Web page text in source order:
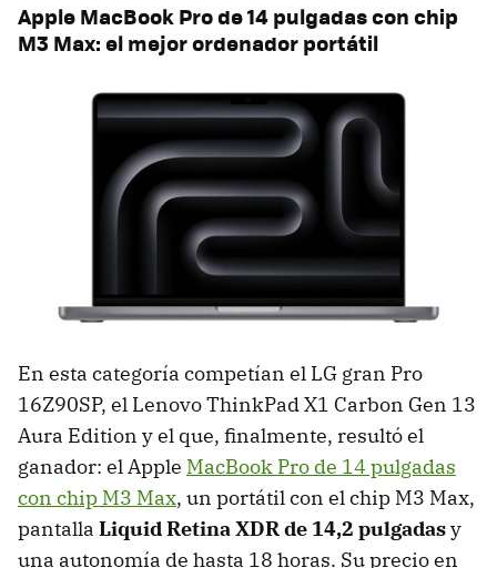
Apple MacBook Pro de 14 pulgadas con chip
M3 Max: el mejor ordenador portátil
En esta categoría competían el LG gran Pro
16Z90SP, el Lenovo ThinkPad X1 Carbon Gen 13
Aura Edition y el que, finalmente, resultó el
ganador: el Apple MacBook Pro de 14 pulgadas
con chip M3 Max, un portátil con el chip M3 Max,
pantalla Liquid Retina XDR de 14,2 pulgadasy
una autonomía de hasta 18 horas. Su precio en